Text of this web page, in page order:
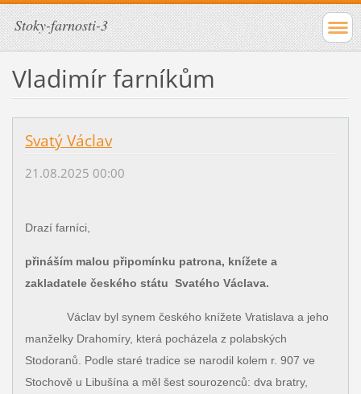
Stoky-farnosti-3
Vladimír farníkům
Svatý Václav
21.08.2025 00:00
Drazí farníci,
přináším malou připomínku patrona, knížete a
zakladatele českého státu Svatého Václava.
Václav byl synem českého knížete Vratislava a jeho
manželky Drahomíry, která pocházela z polabských
Stodoranů. Podle staré tradice se narodil kolem r. 907 ve
Stochově u Libušína a měl šest sourozenců: dva bratry,